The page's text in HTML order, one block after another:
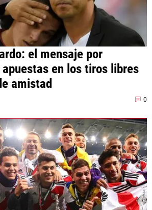
el mensaje por
en los tiros libres
amistad
0